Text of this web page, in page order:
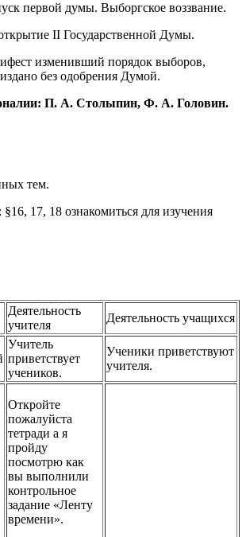
первой думы. Выборгское воззвание.
II Государственной Думы.
изменивший порядок выборов,
без одобрения Думой.
П. А. Столыпин, Ф. А. Головин.
тем.
17, 18 ознакомиться для изучения
Деятельность
учителя
Деятельность учащихся
Учитель
приветствует
учеников.
Ученики приветствуют
учителя.
Откройте
пожалуйста
тетради а я
пройду
посмотрю как
вы выполнили
контрольное
задание «Ленту
времени».